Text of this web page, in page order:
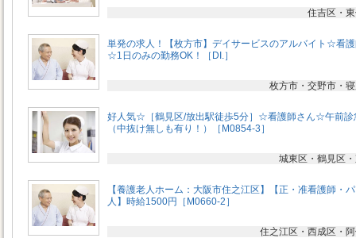
住吉区・
単発の求人！【枚方市】デイサービスのアルバイト☆看
☆1日のみの勤務OK！［DI.］
枚方市・交野市・
好人気☆［鶴見区/放出駅徒歩5分］☆看護師さん☆午前診
（中抜け無しも有り！）［M0854-3］
城東区・鶴見区
【養護老人ホーム：大阪市住之江区】【正・准看護師・
人】時給1500円［M0660-2］
住之江区・西成区・